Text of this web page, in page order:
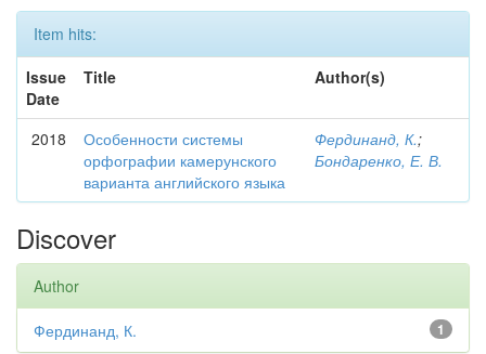
Item hits:
Issue
Date
Title Author(s)
2018
Особенности системы
орфографии камерунского
варианта английского языка
Фердинанд, К.;
Бондаренко, Е. В.
Discover
Author
1
Фердинанд, К.